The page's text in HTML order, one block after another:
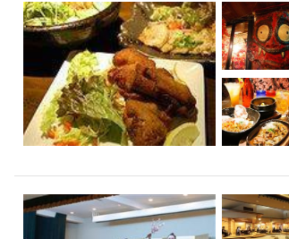
ホッピー
焼肉 電気
マイク
サッポロ 昼
市立病院前駅周辺
中華
綺麗orお洒落なトイレ
クラフトビール
鉄板焼き
壺川駅周辺
秋限定メニ